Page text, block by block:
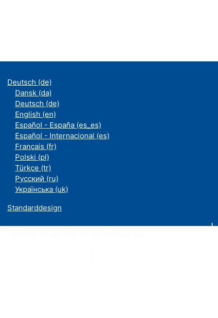
Deutsch ‎(de)‎
Dansk ‎(da)‎
Deutsch ‎(de)‎
English ‎(en)‎
Español - España ‎(es_es)‎
Español - Internacional ‎(es)‎
Français ‎(fr)‎
Polski ‎(pl)‎
Türkçe ‎(tr)‎
Русский ‎(ru)‎
Українська ‎(uk)‎
Standarddesign